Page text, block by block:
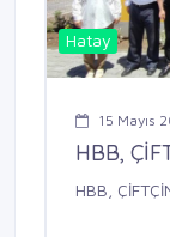
Hatay
15 Mayıs
HBB,
HBB,